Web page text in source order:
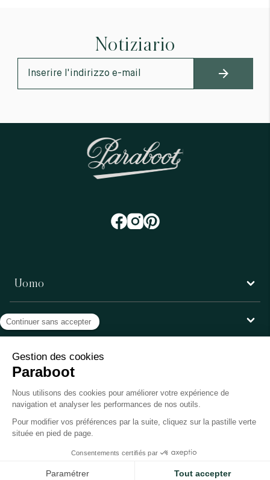
Notiziario
Uomo
Donna
Servizio clienti
Paraboot
©Copyright 2026, Paraboot